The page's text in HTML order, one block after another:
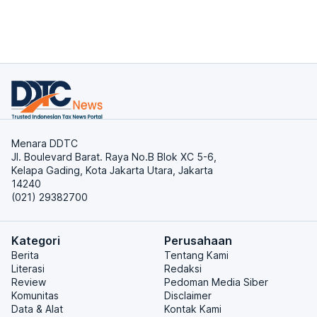
Menara DDTC
Jl. Boulevard Barat. Raya No.B Blok XC 5-6,
Kelapa Gading, Kota Jakarta Utara, Jakarta
14240
(021) 29382700
Kategori
Berita
Literasi
Review
Komunitas
Data & Alat
Perusahaan
Tentang Kami
Redaksi
Pedoman Media Siber
Disclaimer
Kontak Kami